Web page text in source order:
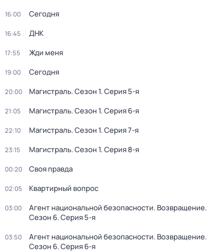
16:00 Сегодня
16:45 ДНК
17:55 Жди меня
19:00 Сегодня
20:00 Магистраль. Сезон 1. Серия 5-я
21:05 Магистраль. Сезон 1. Серия 6-я
22:10 Магистраль. Сезон 1. Серия 7-я
23:15 Магистраль. Сезон 1. Серия 8-я
00:20 Своя правда
02:05 Квартирный вопрос
03:00 Агент национальной безопасности. Возвращение.
Сезон 6. Серия 5-я
03:50 Агент национальной безопасности. Возвращение.
Сезон 6. Серия 6-я